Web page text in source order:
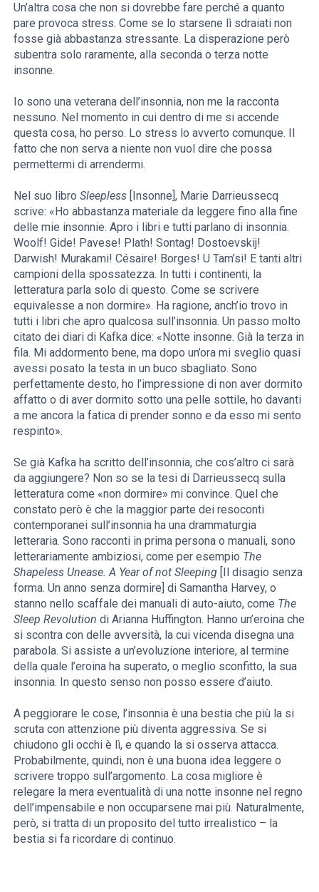
Un’altra cosa che non si dovrebbe fare perché a quanto
pare provoca stress. Come se lo starsene lì sdraiati non
fosse già abbastanza stressante. La disperazione però
subentra solo raramente, alla seconda o terza notte
insonne.
Io sono una veterana dell’insonnia, non me la racconta
nessuno. Nel momento in cui dentro di me si accende
questa cosa, ho perso. Lo stress lo avverto comunque. Il
fatto che non serva a niente non vuol dire che possa
permettermi di arrendermi.
Nel suo libroSleepless [Insonne], Marie Darrieussecq
scrive: «Ho abbastanza materiale da leggere fino alla fine
delle mie insonnie. Apro i libri e tutti parlano di insonnia.
Woolf! Gide! Pavese! Plath! Sontag! Dostoevskij!
Darwish! Murakami! Césaire! Borges! U Tam’si! E tanti altri
campioni della spossatezza. In tutti i continenti, la
letteratura parla solo di questo. Come se scrivere
equivalesse a non dormire». Ha ragione, anch’io trovo in
tutti i libri che apro qualcosa sull’insonnia. Un passo molto
citato dei diari di Kafka dice: «Notte insonne. Già la terza in
fila. Mi addormento bene, ma dopo un’ora mi sveglio quasi
avessi posato la testa in un buco sbagliato. Sono
perfettamente desto, ho l’impressione di non aver dormito
affatto o di aver dormito sotto una pelle sottile, ho davanti
a me ancora la fatica di prender sonno e da esso mi sento
respinto».
Se già Kafka ha scritto dell’insonnia, che cos’altro ci sarà
da aggiungere? Non so se la tesi di Darrieussecq sulla
letteratura come «non dormire» mi convince. Quel che
constato però è che la maggior parte dei resoconti
contemporanei sull’insonnia ha una drammaturgia
letteraria. Sono racconti in prima persona o manuali, sono
letterariamente ambiziosi, come per esempio The
Shapeless Unease. A Year of not Sleeping [Il disagio senza
forma. Un anno senza dormire] di Samantha Harvey, o
stanno nello scaffale dei manuali di auto-aiuto, come The
Sleep Revolution di Arianna Huffington. Hanno un’eroina che
si scontra con delle avversità, la cui vicenda disegna una
parabola. Si assiste a un’evoluzione interiore, al termine
della quale l’eroina ha superato, o meglio sconfitto, la sua
insonnia. In questo senso non posso essere d’aiuto.
A peggiorare le cose, l’insonnia è una bestia che più la si
scruta con attenzione più diventa aggressiva. Se si
chiudono gli occhi è lì, e quando la si osserva attacca.
Probabilmente, quindi, non è una buona idea leggere o
scrivere troppo sull’argomento. La cosa migliore è
relegare la mera eventualità di una notte insonne nel regno
dell’impensabile e non occuparsene mai più. Naturalmente,
però, si tratta di un proposito del tutto irrealistico – la
bestia si fa ricordare di continuo.